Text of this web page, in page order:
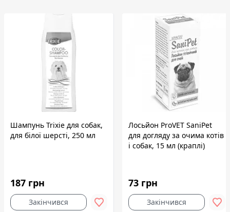
Шампунь Trixie для собак,
для білої шерсті, 250 мл
187 грн
Закінчився
Лосьйон ProVET SaniPet
для догляду за очима котів
і собак, 15 мл (краплі)
73 грн
Закінчився